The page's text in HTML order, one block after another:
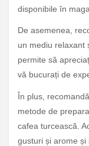
disponibile în
De asemenea,
un mediu relaxant
permite să
vă bucurați de
În plus,
metode de
cafea turcească.
gusturi și arome și